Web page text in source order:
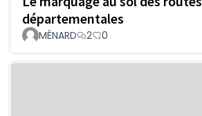
départementales
MÉNARD 2 0